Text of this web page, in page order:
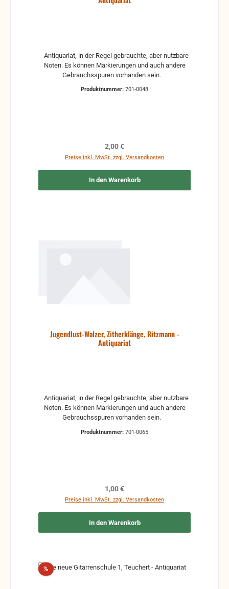
Noten. Es können Markierungen und auch andere
Produktnummer: 701-0048
Regulärer Preis:
2,00 €
Preise inkl. MwSt. zzgl. Versandkosten
In den Warenkorb
Jugendlust-Walzer, Zitherklänge, Ritzmann -
Antiquariat
Noten. Es können Markierungen und auch andere
Produktnummer: 701-0065
Regulärer Preis:
1,00 €
Preise inkl. MwSt. zzgl. Versandkosten
In den Warenkorb
%Rabatt